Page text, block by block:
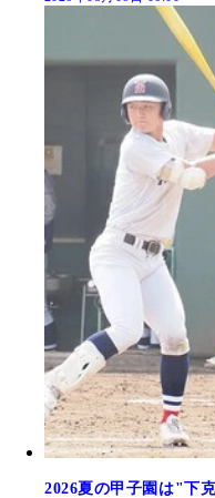
2026夏の甲子園は"下